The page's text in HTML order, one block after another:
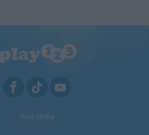
Giới thiệu